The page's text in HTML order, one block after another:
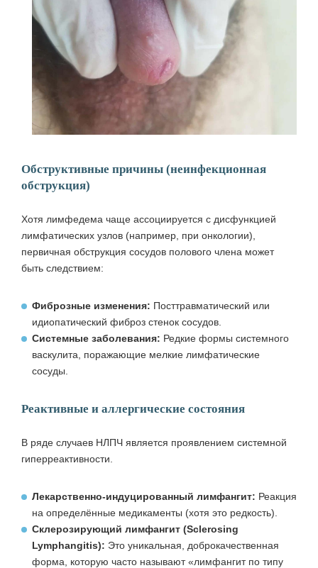
Обструктивные причины (неинфекционная
обструкция)
Хотя лимфедема чаще ассоциируется с дисфункцией
лимфатических узлов (например, при онкологии),
первичная обструкция сосудов полового члена может
быть следствием:
Фиброзные изменения: Посттравматический или
идиопатический фиброз стенок сосудов.
Системные заболевания: Редкие формы системного
васкулита, поражающие мелкие лимфатические
сосуды.
Реактивные и аллергические состояния
В ряде случаев НЛПЧ является проявлением системной
гиперреактивности.
Лекарственно‑индуцированный лимфангит: Реакция
на определённые медикаменты (хотя это редкость).
Склерозирующий лимфангит (Sclerosing
Lymphangitis): Это уникальная, доброкачественная
форма, которую часто называют «лимфангит по типу